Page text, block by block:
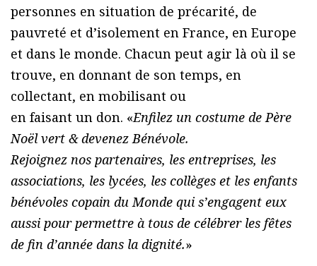
personnes en situation de précarité, de
pauvreté et d’isolement en France, en Europe
et dans le monde. Chacun peut agir là où il se
trouve, en donnant de son temps, en
collectant, en mobilisant ou
en faisant un don. «Enfilez un costume de Père
Noël vert & devenez Bénévole.
Rejoignez nos partenaires, les entreprises, les
associations, les lycées, les collèges et les enfants
bénévoles copain du Monde qui s’engagent eux
aussi pour permettre à tous de célébrer les fêtes
de fin d’année dans la dignité.»